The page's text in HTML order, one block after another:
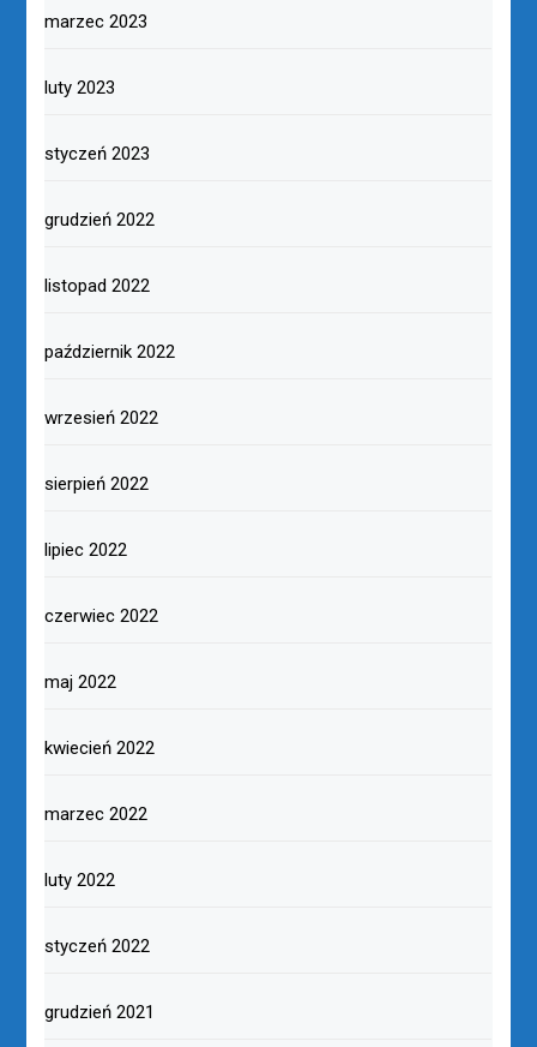
marzec 2023
luty 2023
styczeń 2023
grudzień 2022
listopad 2022
październik 2022
wrzesień 2022
sierpień 2022
lipiec 2022
czerwiec 2022
maj 2022
kwiecień 2022
marzec 2022
luty 2022
styczeń 2022
grudzień 2021